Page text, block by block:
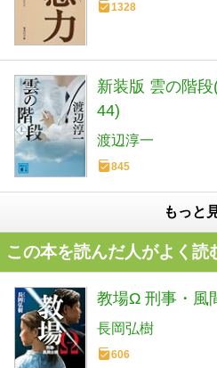
1328
新装版 雲の階
44)
渡辺淳一
845
もっと
この本を読んだ人がよく読
教場Ω 刑事・風
長岡弘樹
606